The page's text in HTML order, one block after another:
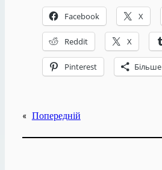
Facebook X
Reddit X
Pinterest Більше
« Попередній